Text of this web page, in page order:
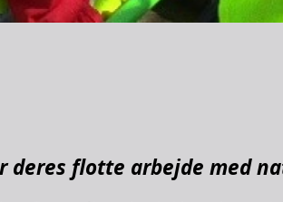
deres flotte arbejde med